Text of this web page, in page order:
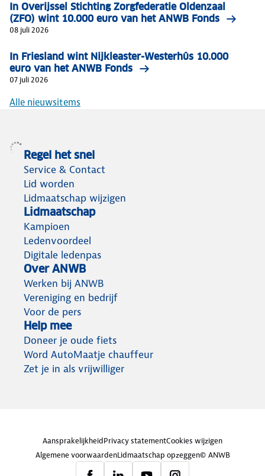
In Overijssel Stichting Zorgfederatie Oldenzaal
(ZFO) wint 10.000 euro van het ANWB Fonds
08 juli 2026
In Friesland wint Nijkleaster-Westerhûs 10.000
euro van het ANWB Fonds
07 juli 2026
Alle nieuwsitems
Regel het snel
Service & Contact
Lid worden
Lidmaatschap wijzigen
Lidmaatschap
Kampioen
Ledenvoordeel
Digitale ledenpas
Over ANWB
Werken bij ANWB
Vereniging en bedrijf
Voor de pers
Help mee
Doneer je oude fiets
Word AutoMaatje chauffeur
Zet je in als vrijwilliger
AansprakelijkheidPrivacy statementCookies wijzigen
Algemene voorwaardenLidmaatschap opzeggen© ANWB